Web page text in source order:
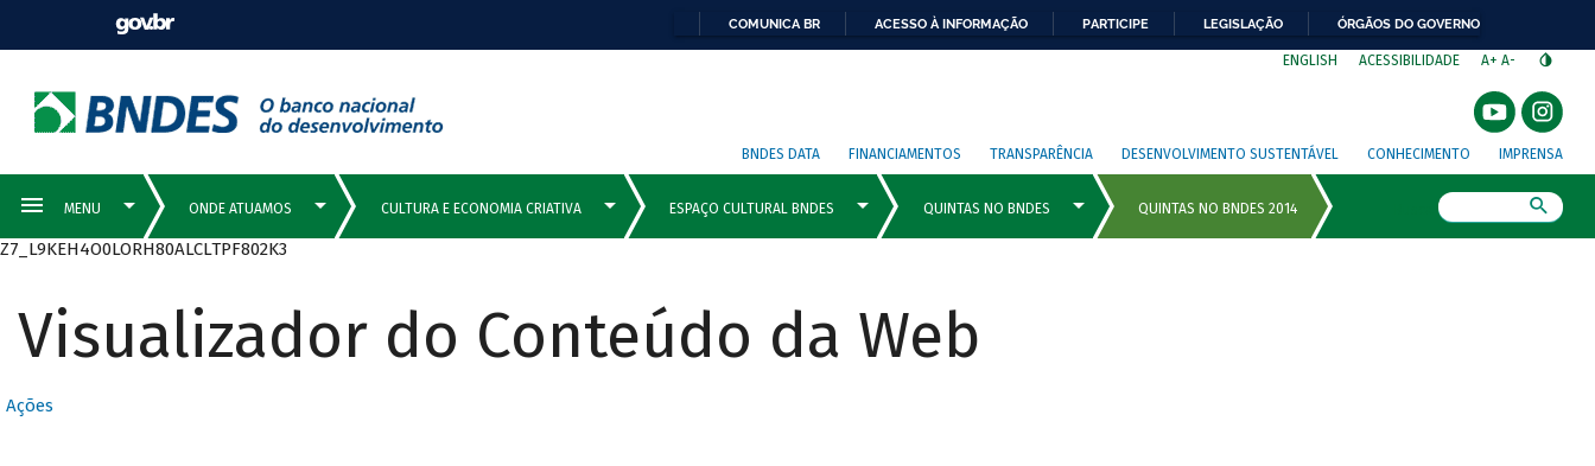
COMUNICA BR ACESSO À INFORMAÇÃO PARTICIPE LEGISLAÇÃO ÓRGÃOS DO GOVERNO
ENGLISH ACESSIBILIDADE A+ A-
BNDES DATA FINANCIAMENTOS TRANSPARÊNCIA DESENVOLVIMENTO SUSTENTÁVEL CONHECIMENTO IMPRENSA
Z7_L9KEH4O0LORH80ALCLTPF802K3
Visualizador do Conteúdo da Web
Ações